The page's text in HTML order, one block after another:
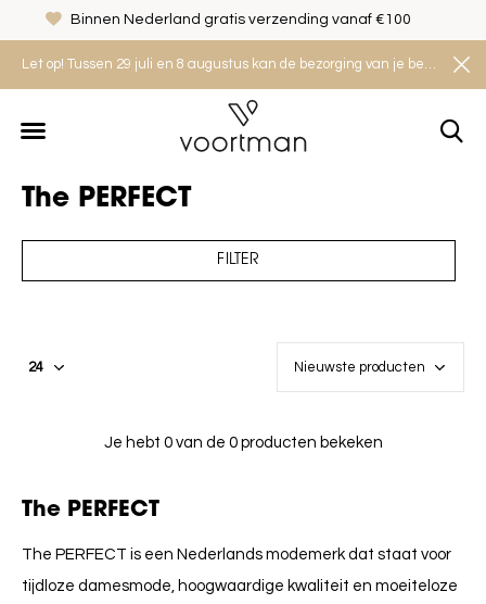
Let op! Tussen 29 juli en 8 augustus kan de bezorging van je bestelling iets langer duren. Houd rekening met een levertijd van 2 tot 4 werkdagen.
Binnen Nederland gratis verzending vanaf €100
The PERFECT
FILTER
Je hebt 0 van de 0 producten bekeken
The PERFECT
The PERFECT is een Nederlands modemerk dat staat voor
tijdloze damesmode, hoogwaardige kwaliteit en moeiteloze